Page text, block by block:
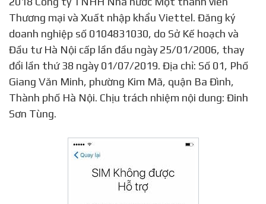
Thương mại và Xuất nhập khẩu Viettel. Đăng ký
doanh nghiệp số 0104831030, do Sở Kế hoạch và
Đầu tư Hà Nội cấp lần đầu ngày 25/01/2006, thay
đổi lần thứ 38 ngày 01/07/2019. Địa chỉ: Số 01, Phố
Giang Văn Minh, phường Kim Mã, quận Ba Đình,
Thành phố Hà Nội. Chịu trách nhiệm nội dung: Đinh
Sơn Tùng.